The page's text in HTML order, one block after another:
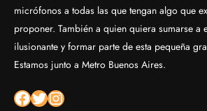
micrófonos a todas las que tengan algo que
proponer. También a quien quiera sumarse a
ilusionante y formar parte de esta pequeña
Estamos junto a Metro Buenos Aires.
Facebook Twitter Instagram